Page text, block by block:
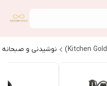
نوشیدنی و صبحانه